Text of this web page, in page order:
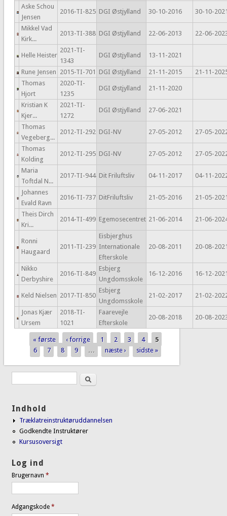
Aske Schou
Jensen
2016-TI-825 DGI Østjylland 30-10-2016 30-10-
Mikkel Vad
Kirk...
2013-TI-388 DGI Østjylland 22-06-2013 22-06-
Helle Heister
2021-TI-
1343
DGI Østjylland 13-11-2021
Rune Jensen 2015-TI-701 DGI Østjylland 21-11-2015
21-11-
Thomas
Hjort
2020-TI-
1235
DGI Østjylland 21-11-2020
Kristian K
Kjer...
2021-TI-
1272
DGI Østjylland 27-06-2021
Thomas
Vegeberg...
2012-TI-292 DGI-NV 27-05-2012 27-05-
Thomas
Kolding
2012-TI-295 DGI-NV 27-05-2012 27-05-
Maria
Toftdal N...
2017-TI-944 Dit Friluftsliv 04-11-2017 04-11-
Johannes
Evald Ravn
2016-TI-737 DitFriluftsliv 21-05-2016 21-05-
Theis Dirch
Kri...
2014-TI-499 Egemosecentret 21-06-2014 21-06-
Ronni
Haugaard
2011-TI-239
Eisbjerghus
Internationale
Efterskole
20-08-2011 20-08-
Nikko
Derbyshire
2016-TI-849
Esbjerg
Ungdomsskole
16-12-2016 16-12-
Keld Nielsen 2017-TI-850
Esbjerg
Ungdomsskole
21-02-2017 21-02-
Jonas Kjær
Ursem
2018-TI-
1021
Faarevejle
Efterskole
20-08-2018 20-08-
Sider« første ‹ forrige 1 2 3 4
5
6
7 8 9 … næste › sidste »
Søgefelt Søg
Indhold
Træklatreinstruktøruddannelsen
Godkendte Instruktører
Kursusoversigt
Log ind
Brugernavn*
Adgangskode*